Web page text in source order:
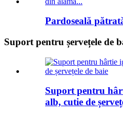
Pardoseală
Suport pentru șervețele de
Suport pentru
alb, cutie de